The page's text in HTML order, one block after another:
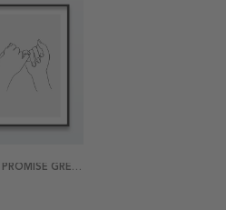
PINKIE PROMISE GREY JULISTE